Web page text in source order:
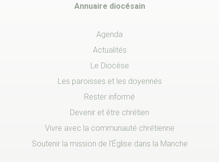
Annuaire diocésain
Agenda
Actualités
Le Diocèse
Les paroisses et les doyennés
Rester informé
Devenir et être chrétien
Vivre avec la communauté chrétienne
Soutenir la mission de l’Église dans la Manche